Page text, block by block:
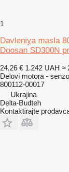
1
Davleniya masla
Doosan SD300N
24,26 € 1.242 UAH ≈
Delovi motora -
800112-00017
Ukrajina
Delta-Budteh
Kontaktirajte